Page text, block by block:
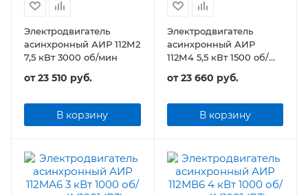
Электродвигатель
асинхронный АИР 112М2
7,5 кВт 3000 об/мин
от23 510 руб.
В корзину
Электродвигатель
асинхронный АИР
112М4 5,5 кВт 1500 об/
от23 660 руб.
В корзину